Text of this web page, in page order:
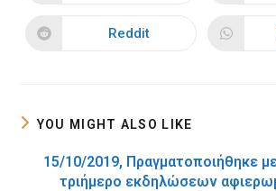
new
window
Opens
Reddit
YOU MIGHT ALSO LIKE
15/10/2019, Πραγματοποιήθηκε
τριήμερο εκδηλώσεων